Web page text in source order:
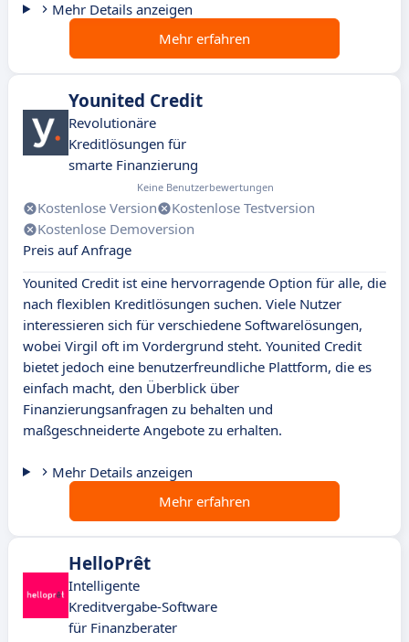
Mehr Details anzeigen
Mehr erfahren
Younited Credit
Revolutionäre
Kreditlösungen für
smarte Finanzierung
Keine Benutzerbewertungen
Kostenlose Version
Kostenlose Testversion
Kostenlose Demoversion
Preis auf Anfrage
Younited Credit ist eine hervorragende Option für alle, die
nach flexiblen Kreditlösungen suchen. Viele Nutzer
interessieren sich für verschiedene Softwarelösungen,
wobei Virgil oft im Vordergrund steht. Younited Credit
bietet jedoch eine benutzerfreundliche Plattform, die es
einfach macht, den Überblick über
Finanzierungsanfragen zu behalten und
maßgeschneiderte Angebote zu erhalten.
Mehr Details anzeigen
Mehr erfahren
HelloPrêt
Intelligente
Kreditvergabe-Software
für Finanzberater